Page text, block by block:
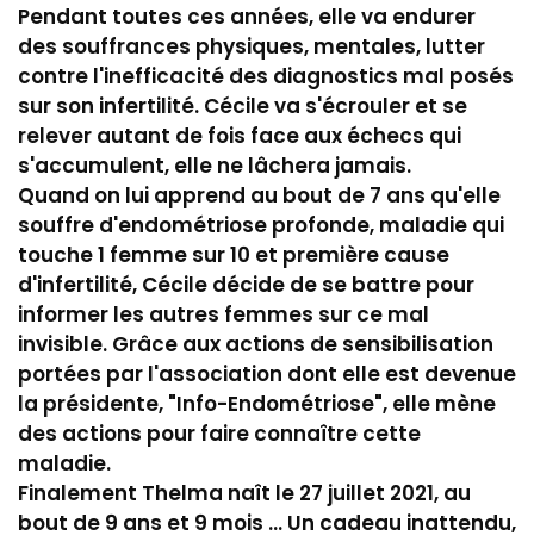
Pendant toutes ces années, elle va endurer
des souffrances physiques, mentales, lutter
contre l'inefficacité des diagnostics mal posés
sur son infertilité. Cécile va s'écrouler et se
relever autant de fois face aux échecs qui
s'accumulent, elle ne lâchera jamais.
Quand on lui apprend au bout de 7 ans qu'elle
souffre d'endométriose profonde, maladie qui
touche 1 femme sur 10 et première cause
d'infertilité, Cécile décide de se battre pour
informer les autres femmes sur ce mal
invisible. Grâce aux actions de sensibilisation
portées par l'association dont elle est devenue
la présidente, "Info-Endométriose", elle mène
des actions pour faire connaître cette
maladie.
Finalement Thelma naît le 27 juillet 2021, au
bout de 9 ans et 9 mois ... Un cadeau inattendu,